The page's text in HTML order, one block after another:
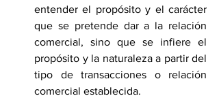
entender el propósito y el carácter
que se pretende dar a la relación
comercial, sino que se infiere el
propósito y la naturaleza a partir del
tipo de transacciones o relación
comercial establecida.